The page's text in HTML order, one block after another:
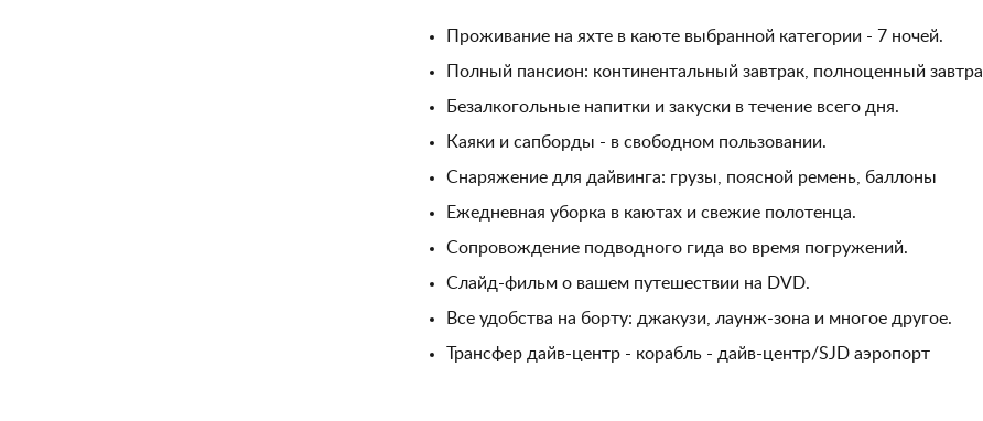
Проживание на яхте в каюте выбранной категории - 7 ночей.
Полный пансион: континентальный завтрак, полноценный
Безалкогольные напитки и закуски в течение всего дня.
Каяки и сапборды - в свободном пользовании.
Снаряжение для дайвинга: грузы, поясной ремень, баллоны
Ежедневная уборка в каютах и свежие полотенца.
Сопровождение подводного гида во время погружений.
Слайд-фильм о вашем путешествии на DVD.
Все удобства на борту: джакузи, лаунж-зона и многое другое.
Трансфер дайв-центр - корабль - дайв-центр/SJD аэропорт